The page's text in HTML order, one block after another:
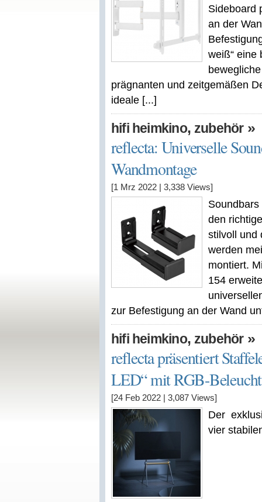
Sideboard
an der
weiß“ eine
prägnanten und zeitgemäßen
ideale [...]
hifi heimkino, zubehör»
reflecta: Universelle
Wandmontage
[1 Mrz 2022 3,338 Views]
den
stilvoll und
werden
montiert.
154
zur Befestigung an der Wand
hifi heimkino, zubehör»
reflecta präsentiert
LED“ mit RGB-
[24 Feb 2022 3,087 Views]
Der
vier